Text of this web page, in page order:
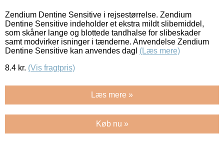
Zendium Dentine Sensitive i rejsestørrelse. Zendium
Dentine Sensitive indeholder et ekstra mildt slibemiddel,
som skåner lange og blottede tandhalse for slibeskader
samt modvirker isninger i tænderne. Anvendelse Zendium
Dentine Sensitive kan anvendes dagl (Læs mere)
8.4 kr. (Vis fragtpris)
Læs mere »
Køb nu »